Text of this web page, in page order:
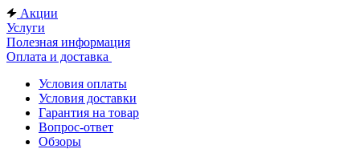
Акции
Услуги
Полезная информация
Оплата и доставка
Условия оплаты
Условия доставки
Гарантия на товар
Вопрос-ответ
Обзоры